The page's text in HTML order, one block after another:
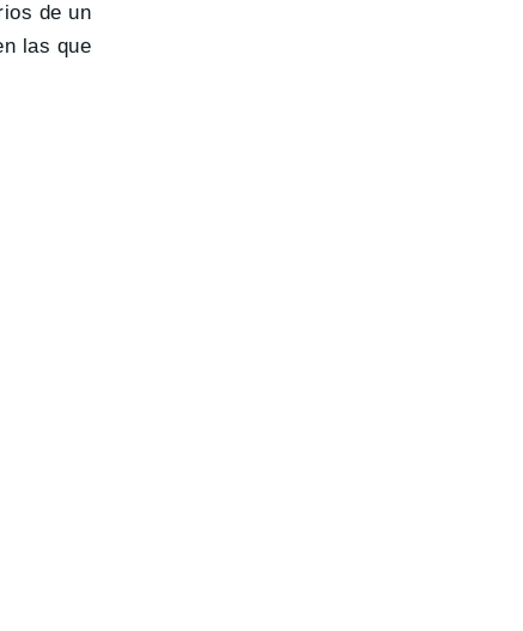
de un
las que